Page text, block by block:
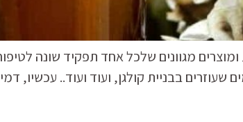
מגוונים שלכל אחד תפקיד שונה
בבניית קולגן, ועוד ועוד.. עכשיו,